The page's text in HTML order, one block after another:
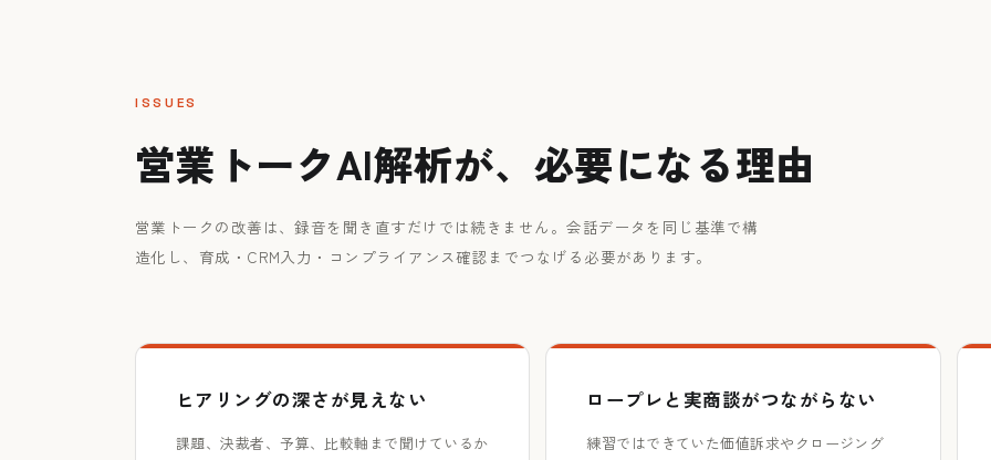
ISSUES
営業トークAI解析が、必要になる理由
営業トークの改善は、録音を聞き直すだけでは続きません。会話データを同じ基準で構
造化し、育成・CRM入力・コンプライアンス確認までつなげる必要があります。
ヒアリングの深さが見えない
課題、決裁者、予算、比較軸まで聞けているか
ロープレと実商談がつながらない
練習ではできていた価値訴求やクロージング